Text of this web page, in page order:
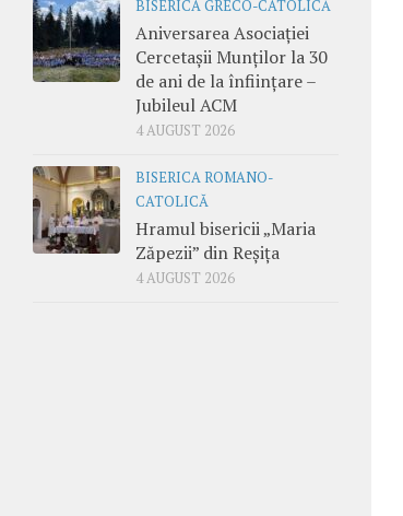
BISERICA GRECO-CATOLICĂ
Aniversarea Asociației
Cercetașii Munților la 30
de ani de la înființare –
Jubileul ACM
4 AUGUST 2026
BISERICA ROMANO-
CATOLICĂ
Hramul bisericii „Maria
Zăpezii” din Reșița
4 AUGUST 2026